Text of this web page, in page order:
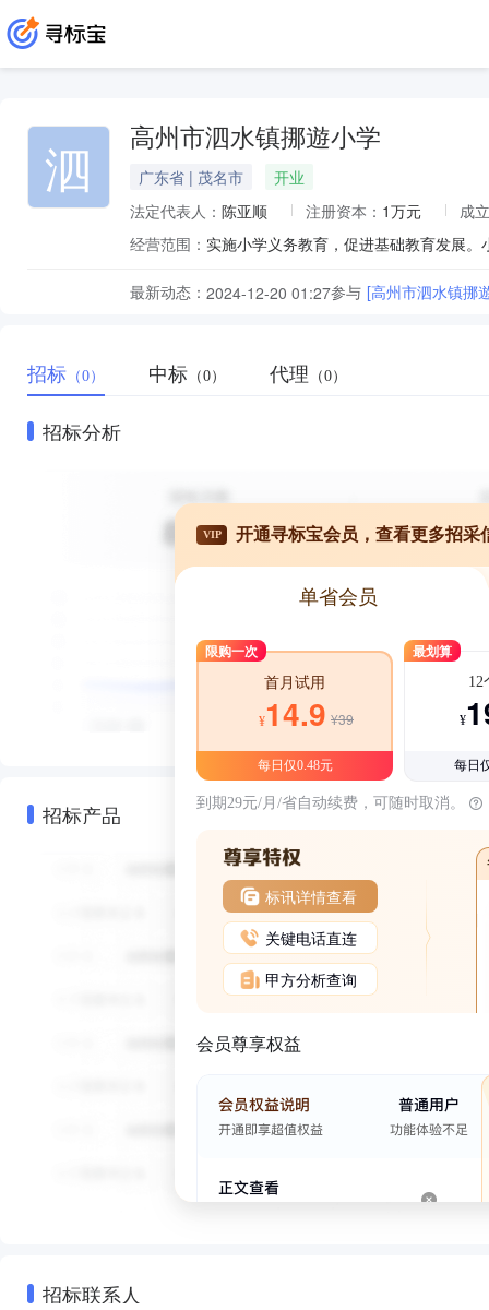
泗 高州市泗水镇挪遊小学
广东省 | 茂名市
开业
法定代表人： 陈亚顺 注册资本： 1万元
成
经营范围： 实施小学义务教育，促进基础教育发展。
最新动态： 2024-12-20 01:27参与 [高州市泗水镇挪
招标 （0） 中标 （0） 代理 （0）
招标分析
招标产品
VIP 开通寻标宝会员，查看更多招采
单省会员
限购一次
首月试用
¥14.9 ¥39
每日仅0.48元
最划算
12
¥
每日
到期29元/月/省自动续费，可随时取消。
标讯详情查看
关键电话直连
甲方分析查询
会员尊享权益
招标联系人